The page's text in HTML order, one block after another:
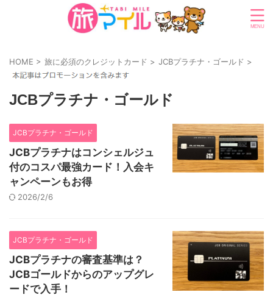
HOME > 旅に必須のクレジットカード > JCBプラチナ・ゴールド >
JCBプラチナ・ゴールド
JCBプラチナ・ゴールド
JCBプラチナはコンシェルジュ
付のコスパ最強カード！入会キ
ャンペーンもお得
2026/2/6
JCBプラチナ・ゴールド
JCBプラチナの審査基準は？
JCBゴールドからのアップグレ
ードで入手！